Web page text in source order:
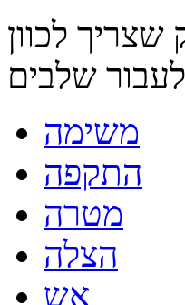
לכוון
משימה
התקפה
מטרה
הצלה
אש